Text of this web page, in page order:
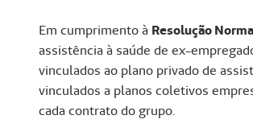
Em cumprimento à Resolução
assistência à saúde de ex-
vinculados ao plano privado de
vinculados a planos coletivos
cada contrato do grupo.